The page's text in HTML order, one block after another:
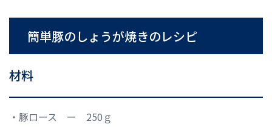
簡単豚のしょうが焼きのレシピ
材料
・豚ロース ー 250ｇ